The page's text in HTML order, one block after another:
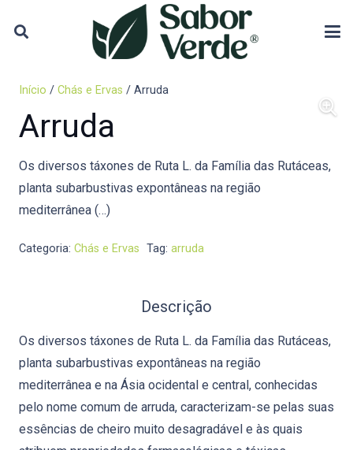
Início / Chás e Ervas / Arruda
Arruda
Os diversos táxones de Ruta L. da Família das Rutáceas,
planta subarbustivas expontâneas na região
mediterrânea (…)
Categoria: Chás e Ervas Tag: arruda
Descrição
Os diversos táxones de Ruta L. da Família das Rutáceas,
planta subarbustivas expontâneas na região
mediterrânea e na Ásia ocidental e central, conhecidas
pelo nome comum de arruda, caracterizam-se pelas suas
essências de cheiro muito desagradável e às quais